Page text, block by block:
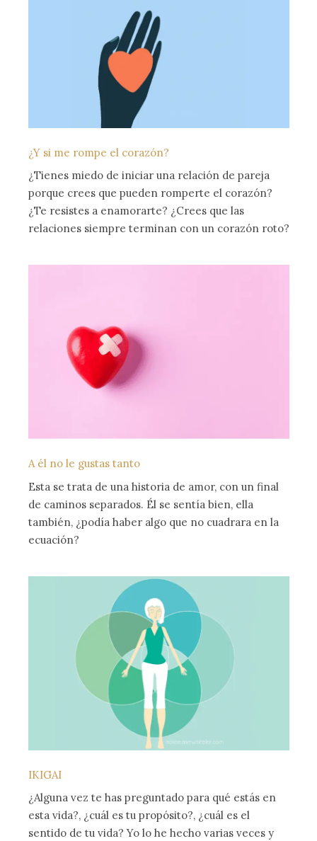
¿Y si me rompe el corazón?
¿Tienes miedo de iniciar una relación de pareja
porque crees que pueden romperte el corazón?
¿Te resistes a enamorarte? ¿Crees que las
relaciones siempre terminan con un corazón roto?
A él no le gustas tanto
Esta se trata de una historia de amor, con un final
de caminos separados. Él se sentía bien, ella
también, ¿podía haber algo que no cuadrara en la
ecuación?
IKIGAI
¿Alguna vez te has preguntado para qué estás en
esta vida?, ¿cuál es tu propósito?, ¿cuál es el
sentido de tu vida? Yo lo he hecho varias veces y